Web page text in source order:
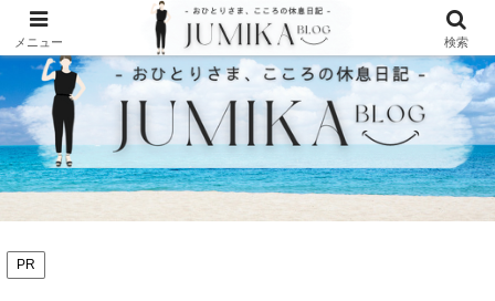
PR
メニュー 検索